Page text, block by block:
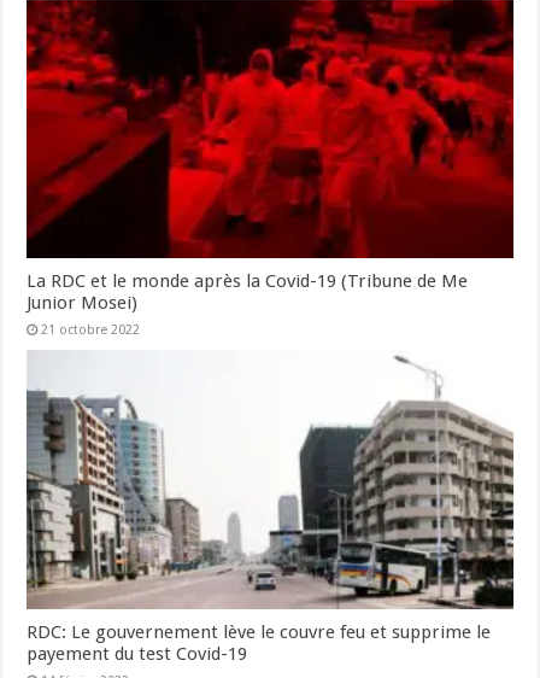
La RDC et le monde après la Covid-19 (Tribune de Me
Junior Mosei)
21 octobre 2022
RDC: Le gouvernement lève le couvre feu et supprime le
payement du test Covid-19